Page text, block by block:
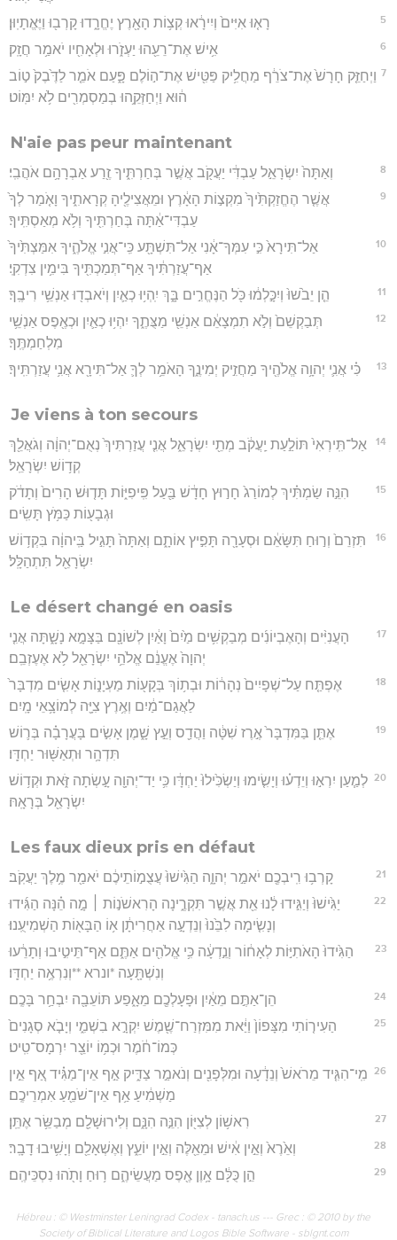
5 רָא֤וּ אִיִּים֙ וְיִירָ֔אוּ קְצ֥וֹת הָאָ֖רֶץ יֶחֱרָ֑דוּ קָרְב֖וּ וַיֶּאֱתָיֽוּן׃
6 אִ֥ישׁ אֶת־רֵעֵ֖הוּ יַעְזֹ֑רוּ וּלְאָחִ֖יו יֹאמַ֥ר חֲזָֽק׃
7 וַיְחַזֵּ֤ק חָרָשׁ֙ אֶת־צֹרֵ֔ף מַחֲלִ֥יק פַּטִּ֖ישׁ אֶת־ה֣וֹלֶם פָּ֑עַם אֹמֵ֤ר לַדֶּ֙בֶק֙ ט֣וֹב
ה֔וּא וַיְחַזְּקֵ֥הוּ בְמַסְמְרִ֖ים לֹ֥א יִמּֽוֹט׃
N'aie pas peur maintenant
8 וְאַתָּה֙ יִשְׂרָאֵ֣ל עַבְדִּ֔י יַעֲקֹ֖ב אֲשֶׁ֣ר בְּחַרְתִּ֑יךָ זֶ֖רַע אַבְרָהָ֥ם אֹהֲבִֽי׃
9
אֲשֶׁ֤ר הֶחֱזַקְתִּ֙יךָ֙ מִקְצ֣וֹת הָאָ֔רֶץ וּמֵאֲצִילֶ֖יהָ קְרָאתִ֑יךָ וָאֹ֤מַר לְךָ֙
עַבְדִּי־אַ֔תָּה בְּחַרְתִּ֖יךָ וְלֹ֥א מְאַסְתִּֽיךָ׃
10
אַל־תִּירָא֙ כִּ֣י עִמְּךָ־אָ֔נִי אַל־תִּשְׁתָּ֖ע כִּֽי־אֲנִ֣י אֱלֹהֶ֑יךָ אִמַּצְתִּ֙יךָ֙
אַף־עֲזַרְתִּ֔יךָ אַף־תְּמַכְתִּ֖יךָ בִּימִ֥ין צִדְקִֽי׃
11 הֵ֤ן יֵבֹ֙שׁוּ֙ וְיִכָּ֣לְמ֔וּ כֹּ֖ל הַנֶּחֱרִ֣ים בָּ֑ךְ יִֽהְי֥וּ כְאַ֛יִן וְיֹאבְד֖וּ אַנְשֵׁ֥י רִיבֶֽךָ׃
12
תְּבַקְשֵׁם֙ וְלֹ֣א תִמְצָאֵ֔ם אַנְשֵׁ֖י מַצֻּתֶ֑ךָ יִהְי֥וּ כְאַ֛יִן וּכְאֶ֖פֶס אַנְשֵׁ֥י
מִלְחַמְתֶּֽךָ׃
13 כִּ֗י אֲנִ֛י יְהוָ֥ה אֱלֹהֶ֖יךָ מַחֲזִ֣יק יְמִינֶ֑ךָ הָאֹמֵ֥ר לְךָ֛ אַל־תִּירָ֖א אֲנִ֥י עֲזַרְתִּֽיךָ׃
Je viens à ton secours
14
אַל־תִּֽירְאִי֙ תּוֹלַ֣עַת יַֽעֲקֹ֔ב מְתֵ֖י יִשְׂרָאֵ֑ל אֲנִ֤י עֲזַרְתִּיךְ֙ נְאֻם־יְהוָ֔ה וְגֹאֲלֵ֖ךְ
קְד֥וֹשׁ יִשְׂרָאֵֽל׃
15
הִנֵּ֣ה שַׂמְתִּ֗יךְ לְמוֹרַג֙ חָר֣וּץ חָדָ֔שׁ בַּ֖עַל פִּֽיפִיּ֑וֹת תָּד֤וּשׁ הָרִים֙ וְתָדֹ֔ק
וּגְבָע֖וֹת כַּמֹּ֥ץ תָּשִֽׂים׃
16
תִּזְרֵם֙ וְר֣וּחַ תִּשָּׂאֵ֔ם וּסְעָרָ֖ה תָּפִ֣יץ אוֹתָ֑ם וְאַתָּה֙ תָּגִ֣יל בַּֽיהוָ֔ה בִּקְד֥וֹשׁ
יִשְׂרָאֵ֖ל תִּתְהַלָּֽל׃
Le désert changé en oasis
17
הָעֲנִיִּ֨ים וְהָאֶבְיוֹנִ֜ים מְבַקְשִׁ֥ים מַ֙יִם֙ וָאַ֔יִן לְשׁוֹנָ֖ם בַּצָּמָ֣א נָשָׁ֑תָּה אֲנִ֤י
יְהוָה֙ אֶעֱנֵ֔ם אֱלֹהֵ֥י יִשְׂרָאֵ֖ל לֹ֥א אֶעֶזְבֵֽם׃
18
אֶפְתַּ֤ח עַל־שְׁפָיִים֙ נְהָר֔וֹת וּבְת֥וֹךְ בְּקָע֖וֹת מַעְיָנ֑וֹת אָשִׂ֤ים מִדְבָּר֙
לַאֲגַם־מַ֔יִם וְאֶ֥רֶץ צִיָּ֖ה לְמוֹצָ֥אֵי מָֽיִם׃
19
אֶתֵּ֤ן בַּמִּדְבָּר֙ אֶ֣רֶז שִׁטָּ֔ה וַהֲדַ֖ס וְעֵ֣ץ שָׁ֑מֶן אָשִׂ֣ים בָּעֲרָבָ֗ה בְּר֛וֹשׁ
תִּדְהָ֥ר וּתְאַשּׁ֖וּר יַחְדָּֽו׃
20
לְמַ֧עַן יִרְא֣וּ וְיֵדְע֗וּ וְיָשִׂ֤ימוּ וְיַשְׂכִּ֙ילוּ֙ יַחְדָּ֔ו כִּ֥י יַד־יְהוָ֖ה עָ֣שְׂתָה זֹּ֑את וּקְד֥וֹשׁ
יִשְׂרָאֵ֖ל בְּרָאָֽהּ׃
Les faux dieux pris en défaut
21 קָרְב֥וּ רִֽיבְכֶ֖ם יֹאמַ֣ר יְהוָ֑ה הַגִּ֙ישׁוּ֙ עֲצֻמ֣וֹתֵיכֶ֔ם יֹאמַ֖ר מֶ֥לֶךְ יַעֲקֹֽב׃
22
יַגִּ֙ישׁוּ֙ וְיַגִּ֣ידוּ לָ֔נוּ אֵ֖ת אֲשֶׁ֣ר תִּקְרֶ֑ינָה הָרִאשֹׁנ֣וֹת ׀ מָ֣ה הֵ֗נָּה הַגִּ֜ידוּ
וְנָשִׂ֤ימָה לִבֵּ֙נוּ֙ וְנֵדְעָ֣ה אַחֲרִיתָ֔ן א֥וֹ הַבָּא֖וֹת הַשְׁמִיעֻֽנוּ׃
23
הַגִּ֙ידוּ֙ הָאֹתִיּ֣וֹת לְאָח֔וֹר וְנֵ֣דְעָ֔ה כִּ֥י אֱלֹהִ֖ים אַתֶּ֑ם אַף־תֵּיטִ֣יבוּ וְתָרֵ֔עוּ
וְנִשְׁתָּ֖עָה *ונרא **וְנִרְאֶ֥ה יַחְדָּֽו׃
24 הֵן־אַתֶּ֣ם מֵאַ֔יִן וּפָעָלְכֶ֖ם מֵאָ֑פַע תּוֹעֵבָ֖ה יִבְחַ֥ר בָּכֶֽם׃
25
הַעִיר֤וֹתִי מִצָּפוֹן֙ וַיַּ֔את מִמִּזְרַח־שֶׁ֖מֶשׁ יִקְרָ֣א בִשְׁמִ֑י וְיָבֹ֤א סְגָנִים֙
כְּמוֹ־חֹ֔מֶר וּכְמ֥וֹ יוֹצֵ֖ר יִרְמָס־טִֽיט׃
26
מִֽי־הִגִּ֤יד מֵרֹאשׁ֙ וְנֵדָ֔עָה וּמִלְּפָנִ֖ים וְנֹאמַ֣ר צַדִּ֑יק אַ֣ף אֵין־מַגִּ֗יד אַ֚ף אֵ֣ין
מַשְׁמִ֔יעַ אַ֥ף אֵין־שֹׁמֵ֖עַ אִמְרֵיכֶֽם׃
27 רִאשׁ֥וֹן לְצִיּ֖וֹן הִנֵּ֣ה הִנָּ֑ם וְלִירוּשָׁלִַ֖ם מְבַשֵּׂ֥ר אֶתֵּֽן׃
28 וְאֵ֙רֶא֙ וְאֵ֣ין אִ֔ישׁ וּמֵאֵ֖לֶּה וְאֵ֣ין יוֹעֵ֑ץ וְאֶשְׁאָלֵ֖ם וְיָשִׁ֥יבוּ דָבָֽר׃
29 הֵ֣ן כֻּלָּ֔ם אָ֥וֶן אֶ֖פֶס מַעֲשֵׂיהֶ֑ם ר֥וּחַ וָתֹ֖הוּ נִסְכֵּיהֶֽם׃
Hébreu : © Westminster Leningrad Codex - tanach.us --- Grec : © 2010 by the
Society of Biblical Literature and Logos Bible Software - sblgnt.com